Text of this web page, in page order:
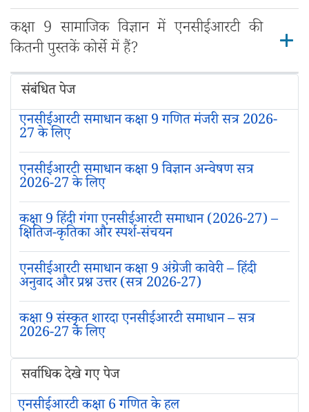
कक्षा 9 सामाजिक विज्ञान में एनसीईआरटी की
कितनी पुस्तकें कोर्से में हैं?
संबंधित पेज
एनसीईआरटी समाधान कक्षा 9 गणित मंजरी सत्र 2026-
27 के लिए
एनसीईआरटी समाधान कक्षा 9 विज्ञान अन्वेषण सत्र
2026-27 के लिए
कक्षा 9 हिंदी गंगा एनसीईआरटी समाधान (2026-27) –
क्षितिज-कृतिका और स्पर्श-संचयन
एनसीईआरटी समाधान कक्षा 9 अंग्रेजी कावेरी – हिंदी
अनुवाद और प्रश्न उत्तर (सत्र 2026-27)
कक्षा 9 संस्कृत शारदा एनसीईआरटी समाधान – सत्र
2026-27 के लिए
सर्वाधिक देखे गए पेज
एनसीईआरटी कक्षा 6 गणित के हल